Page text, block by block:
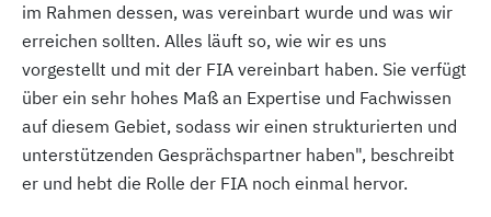
im Rahmen dessen, was vereinbart wurde und was wir
erreichen sollten. Alles läuft so, wie wir es uns
vorgestellt und mit der FIA vereinbart haben. Sie verfügt
über ein sehr hohes Maß an Expertise und Fachwissen
auf diesem Gebiet, sodass wir einen strukturierten und
unterstützenden Gesprächspartner haben", beschreibt
er und hebt die Rolle der FIA noch einmal hervor.